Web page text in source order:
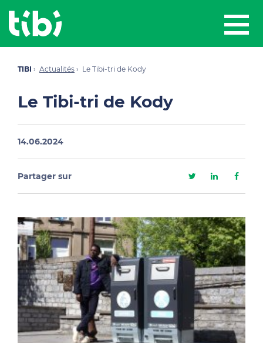
TIBI Actualités Le Tibi-tri de Kody
Le Tibi-tri de Kody
14.06.2024
Partager sur